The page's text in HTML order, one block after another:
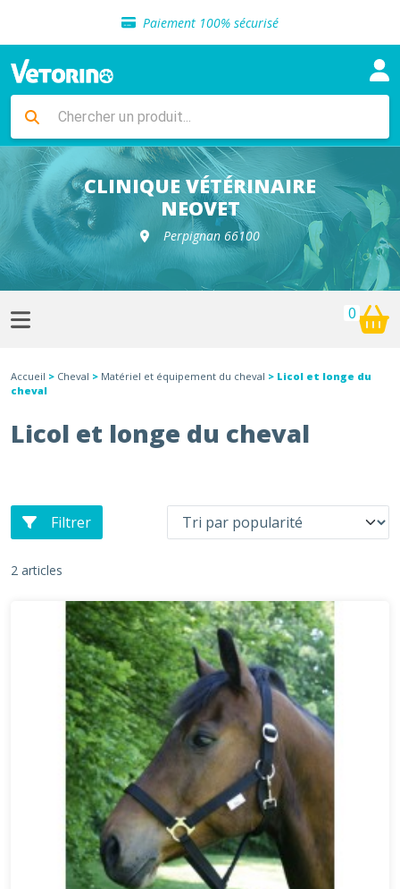
Paiement 100% sécurisé
Livraison gratuite en clinique vétérinaire
Sélection de croquettes vétérinaire
Livraison gratuite en clinique vétérinaire
Retour gratuit en clinique
Sélection de croquettes vétérinaire
CLINIQUE VÉTÉRINAIRE
NEOVET
Perpignan 66100
0
Accueil > Cheval > Matériel et équipement du cheval > Licol et longe du
cheval
Licol et longe du cheval
Filtrer
2 articles